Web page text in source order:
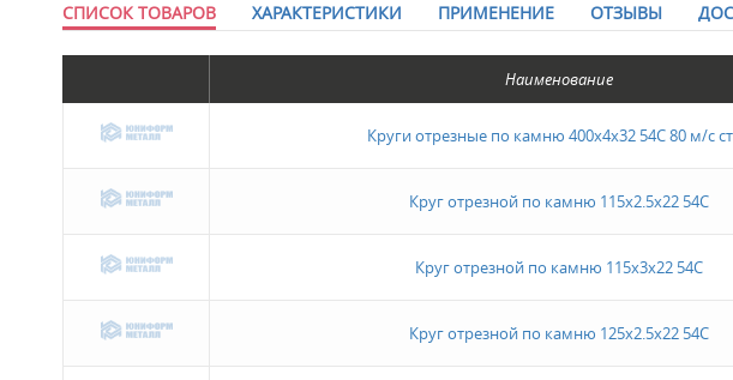
СПИСОК ТОВАРОВ ХАРАКТЕРИСТИКИ ПРИМЕНЕНИЕ ОТЗЫВЫ
Наименование
Круги отрезные по камню 400х4х32 54С 80 м/с
Круг отрезной по камню 115х2.5х22 54С
Круг отрезной по камню 115х3х22 54С
Круг отрезной по камню 125х2.5х22 54С